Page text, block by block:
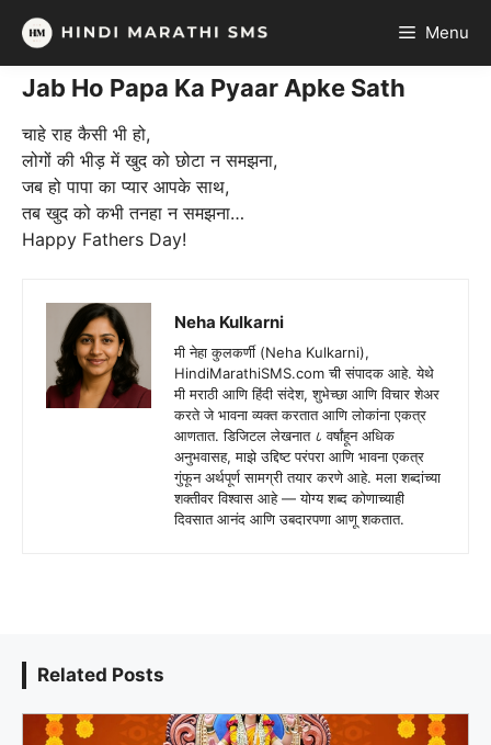
Skip
content
Menu
Jab Ho Papa Ka Pyaar Apke Sath
चाहे राह कैसी भी हो,
लोगों की भीड़ में खुद को छोटा न समझना,
जब हो पापा का प्यार आपके साथ,
तब खुद को कभी तनहा न समझना…
Happy Fathers Day!
Neha Kulkarni
मी नेहा कुलकर्णी (Neha Kulkarni),
HindiMarathiSMS.com ची संपादक आहे. येथे
मी मराठी आणि हिंदी संदेश, शुभेच्छा आणि विचार शेअर
करते जे भावना व्यक्त करतात आणि लोकांना एकत्र
आणतात. डिजिटल लेखनात ८ वर्षांहून अधिक
अनुभवासह, माझे उद्दिष्ट परंपरा आणि भावना एकत्र
गुंफून अर्थपूर्ण सामग्री तयार करणे आहे. मला शब्दांच्या
शक्तीवर विश्वास आहे — योग्य शब्द कोणाच्याही
दिवसात आनंद आणि उबदारपणा आणू शकतात.
Related Posts